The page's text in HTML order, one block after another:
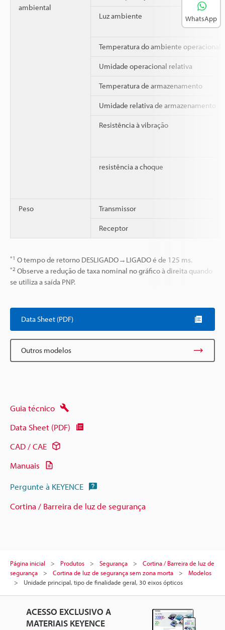
ambiental
Luz ambiente
Temperatura do ambiente operacional
Umidade operacional relativa
Temperatura de armazenamento
Umidade relativa de armazenamento
Resistência à vibração
resistência a choque
Peso Transmissor
Receptor
*1 O tempo de retorno DESLIGADO→LIGADO é de 125 ms.
*2 Observe a redução de taxa nominal no gráfico à direita quando
se utiliza a saída PNP.
Data Sheet (PDF)
Outros modelos
Guia técnico
Data Sheet (PDF)
CAD / CAE
Manuais
Pergunte à KEYENCE
Cortina / Barreira de luz de segurança
Página inicial Produtos Segurança
Cortina / Barreira de luz de
segurança
Cortina de luz de segurança sem zona morta
Modelos
Unidade principal, tipo de finalidade geral, 30 eixos ópticos
ACESSO EXCLUSIVO A
MATERIAIS KEYENCE
WhatsApp